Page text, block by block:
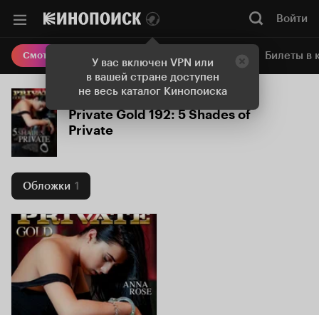
У вас включен VPN или
в вашей стране доступен
не весь каталог Кинопоиска
Войти
Смотреть кино Онлайн-кинотеатр Билеты в
Private Gold 192: 5 Shades of
Private
Обложки 1